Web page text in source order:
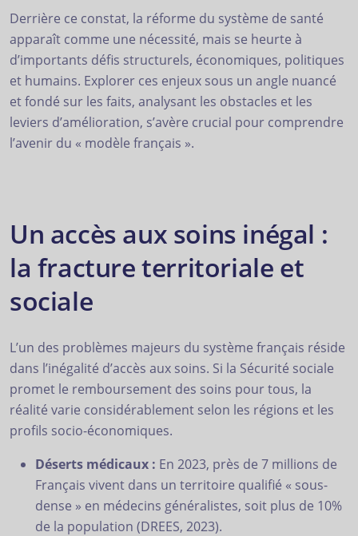
Derrière ce constat, la réforme du système de santé
apparaît comme une nécessité, mais se heurte à
d’importants défis structurels, économiques, politiques
et humains. Explorer ces enjeux sous un angle nuancé
et fondé sur les faits, analysant les obstacles et les
leviers d’amélioration, s’avère crucial pour comprendre
l’avenir du « modèle français ».
Un accès aux soins inégal :
la fracture territoriale et
sociale
L’un des problèmes majeurs du système français réside
dans l’inégalité d’accès aux soins. Si la Sécurité sociale
promet le remboursement des soins pour tous, la
réalité varie considérablement selon les régions et les
profils socio-économiques.
Déserts médicaux : En 2023, près de 7 millions de
Français vivent dans un territoire qualifié « sous-
dense » en médecins généralistes, soit plus de 10%
de la population (DREES, 2023).